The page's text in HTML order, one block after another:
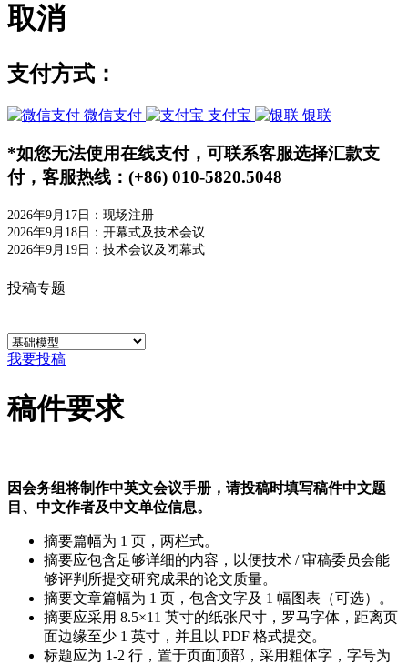
取消
支付方式：
微信支付 支付宝 银联
*如您无法使用在线支付，可联系客服选择汇款支
付，客服热线：(+86) 010-5820.5048
2026年9月17日：现场注册
2026年9月18日：开幕式及技术会议
2026年9月19日：技术会议及闭幕式
投稿专题
我要投稿
稿件要求
因会务组将制作中英文会议手册，请投稿时填写稿件中文题
目、中文作者及中文单位信息。
摘要篇幅为 1 页，两栏式。
摘要应包含足够详细的内容，以便技术 / 审稿委员会能
够评判所提交研究成果的论文质量。
摘要文章篇幅为 1 页，包含文字及 1 幅图表（可选）。
摘要应采用 8.5×11 英寸的纸张尺寸，罗马字体，距离页
面边缘至少 1 英寸，并且以 PDF 格式提交。
标题应为 1-2 行，置于页面顶部，采用粗体字，字号为